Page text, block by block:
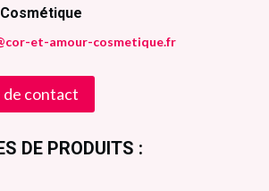
et-amour-cosmetique.fr
de contact
DE PRODUITS :